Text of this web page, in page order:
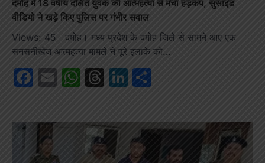
दमोह में 18 वर्षीय दलित युवक की आत्महत्या से मचा हड़कंप, सुसाइड
वीडियो ने खड़े किए पुलिस पर गंभीर सवाल
Views: 45 दमोह। मध्य प्रदेश के दमोह जिले से सामने आए एक
सनसनीखेज आत्महत्या मामले ने पूरे इलाके को…
Facebook
EmailWhatsApp
Threads
LinkedIn